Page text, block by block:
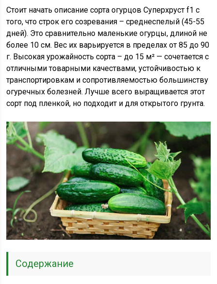
Стоит начать описание сорта огурцов Суперхруст f1 с
того, что строк его созревания – среднеспелый (45-55
дней). Это сравнительно маленькие огурцы, длиной не
более 10 см. Вес их варьируется в пределах от 85 до 90
г. Высокая урожайность сорта – до 15 м² — сочетается с
отличными товарными качествами, устойчивостью к
транспортировкам и сопротивляемостью большинству
огуречных болезней. Лучше всего выращивается этот
сорт под пленкой, но подходит и для открытого грунта.
Содержание